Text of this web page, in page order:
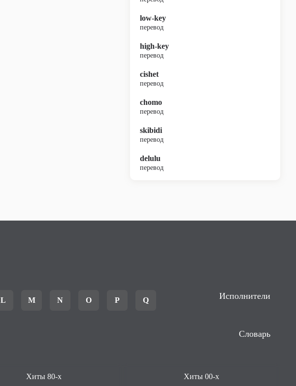
low-key
перевод
high-key
перевод
cishet
перевод
chomo
перевод
skibidi
перевод
delulu
перевод
L M N O P Q Исполнители
Словарь
Хиты 80-х Хиты 00-х